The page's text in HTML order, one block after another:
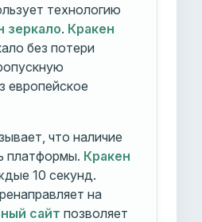
технологию
зеркало. Кракен
без потери
европейское
что наличие
платформы. Кракен
10 секунд.
на
сайт позволяет